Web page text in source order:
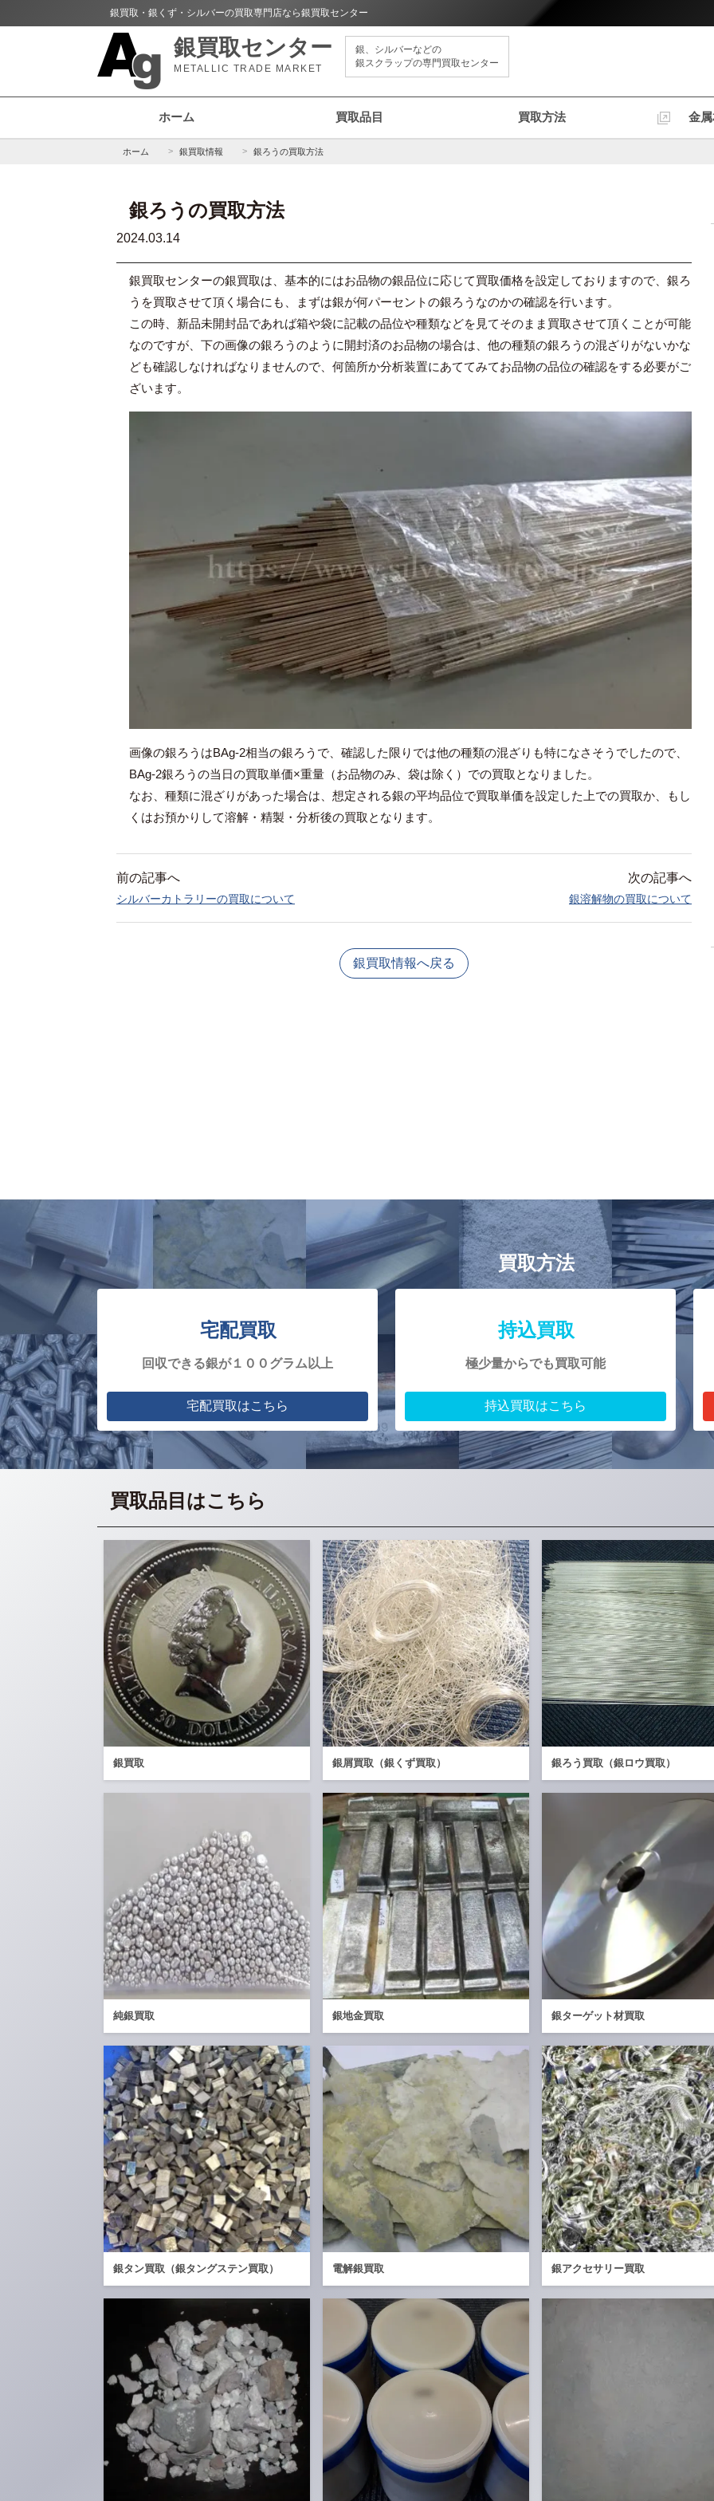
銀買取・銀くず・シルバーの買取専門店なら銀買取センター
銀買取センター
METALLIC TRADE MARKET
銀、シルバーなどの
銀スクラップの専門買取センター
ホーム 買取品目 買取方法 金
ホーム 銀買取情報 銀ろうの買取方法
銀ろうの買取方法
2024.03.14
銀買取センターの銀買取は、基本的にはお品物の銀品位に応じて買取価格を設定しておりますので、銀ろ
うを買取させて頂く場合にも、まずは銀が何パーセントの銀ろうなのかの確認を行います。
この時、新品未開封品であれば箱や袋に記載の品位や種類などを見てそのまま買取させて頂くことが可能
なのですが、下の画像の銀ろうのように開封済のお品物の場合は、他の種類の銀ろうの混ざりがないかな
ども確認しなければなりませんので、何箇所か分析装置にあててみてお品物の品位の確認をする必要がご
ざいます。
画像の銀ろうはBAg-2相当の銀ろうで、確認した限りでは他の種類の混ざりも特になさそうでしたので、
BAg-2銀ろうの当日の買取単価×重量（お品物のみ、袋は除く）での買取となりました。
なお、種類に混ざりがあった場合は、想定される銀の平均品位で買取単価を設定した上での買取か、もし
くはお預かりして溶解・精製・分析後の買取となります。
次の記事へ
銀溶解物の買取について
前の記事へ
シルバーカトラリーの買取について
銀買取情報へ戻る
買取方法
宅配買取
回収できる銀が１００グラム以上
宅配買取はこちら
持込買取
極少量からでも買取可能
持込買取はこちら
買取品目はこちら
銀買取 銀屑買取（銀くず買取） 銀ろう買取（銀ロウ買取）
純銀買取 銀地金買取 銀ターゲット材買取
銀タン買取（銀タングステン買取） 電解銀買取 銀アクセサリー買取